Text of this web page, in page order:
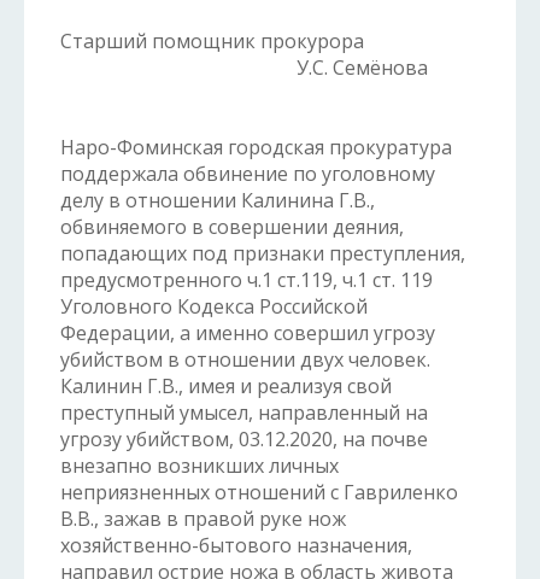
Старший помощник прокурора
У.С. Семёнова
Наро-Фоминская городская прокуратура
поддержала обвинение по уголовному
делу в отношении Калинина Г.В.,
обвиняемого в совершении деяния,
попадающих под признаки преступления,
предусмотренного ч.1 ст.119, ч.1 ст. 119
Уголовного Кодекса Российской
Федерации, а именно совершил угрозу
убийством в отношении двух человек.
Калинин Г.В., имея и реализуя свой
преступный умысел, направленный на
угрозу убийством, 03.12.2020, на почве
внезапно возникших личных
неприязненных отношений с Гавриленко
В.В., зажав в правой руке нож
хозяйственно-бытового назначения,
направил острие ножа в область живота